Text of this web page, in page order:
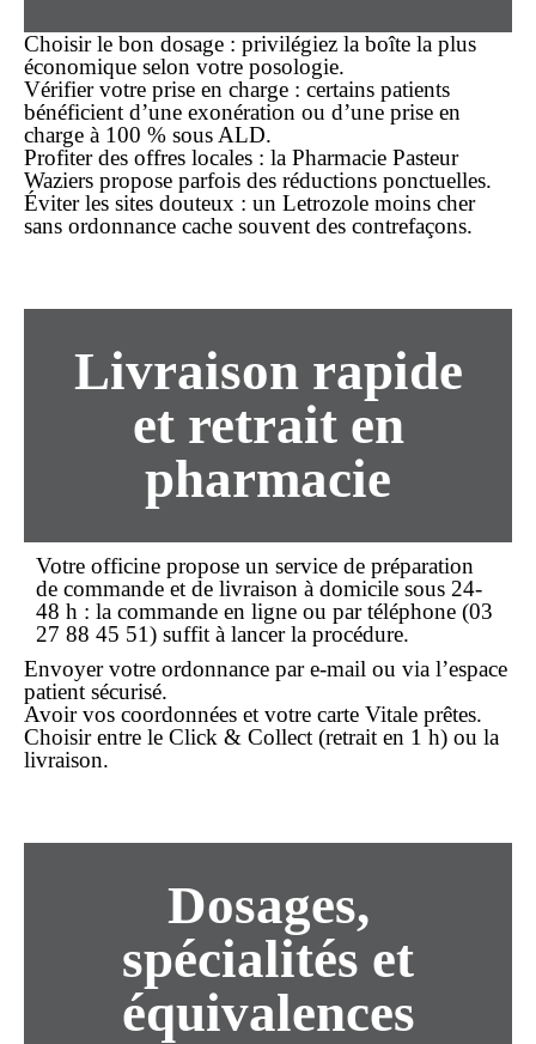
Choisir le bon dosage : privilégiez la boîte la plus
économique selon votre posologie.
Vérifier votre prise en charge : certains patients
bénéficient d’une exonération ou d’une prise en
charge à 100 % sous ALD.
Profiter des offres locales : la Pharmacie Pasteur
Waziers propose parfois des réductions ponctuelles.
Éviter les sites douteux : un Letrozole moins cher
sans ordonnance cache souvent des contrefaçons.
Livraison rapide
et retrait en
pharmacie
Votre officine propose un service de préparation
de commande et de livraison à domicile sous 24-
48 h : la commande en ligne ou par téléphone (03
27 88 45 51) suffit à lancer la procédure.
Envoyer votre ordonnance par e-mail ou via l’espace
patient sécurisé.
Avoir vos coordonnées et votre carte Vitale prêtes.
Choisir entre le Click & Collect (retrait en 1 h) ou la
livraison.
Dosages,
spécialités et
équivalences